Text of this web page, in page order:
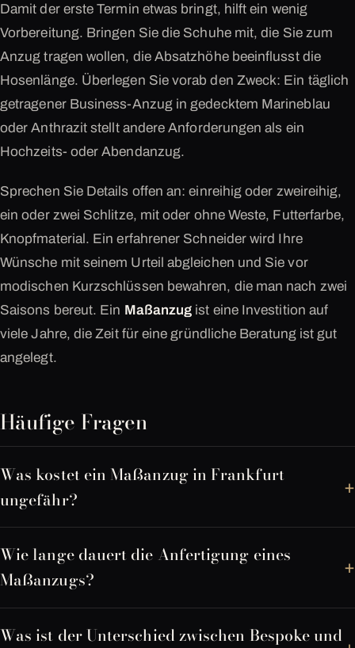
Damit der erste Termin etwas bringt, hilft ein wenig
Vorbereitung. Bringen Sie die Schuhe mit, die Sie zum
Anzug tragen wollen, die Absatzhöhe beeinflusst die
Hosenlänge. Überlegen Sie vorab den Zweck: Ein täglich
getragener Business-Anzug in gedecktem Marineblau
oder Anthrazit stellt andere Anforderungen als ein
Hochzeits- oder Abendanzug.
Sprechen Sie Details offen an: einreihig oder zweireihig,
ein oder zwei Schlitze, mit oder ohne Weste, Futterfarbe,
Knopfmaterial. Ein erfahrener Schneider wird Ihre
Wünsche mit seinem Urteil abgleichen und Sie vor
modischen Kurzschlüssen bewahren, die man nach zwei
Saisons bereut. Ein Maßanzug ist eine Investition auf
viele Jahre, die Zeit für eine gründliche Beratung ist gut
angelegt.
Häufige Fragen
Was kostet ein Maßanzug in Frankfurt
ungefähr?
Wie lange dauert die Anfertigung eines
Maßanzugs?
Was ist der Unterschied zwischen Bespoke und